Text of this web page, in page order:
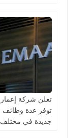
تعلن شركة إعمار
توفر عدة وظائف
جديدة في